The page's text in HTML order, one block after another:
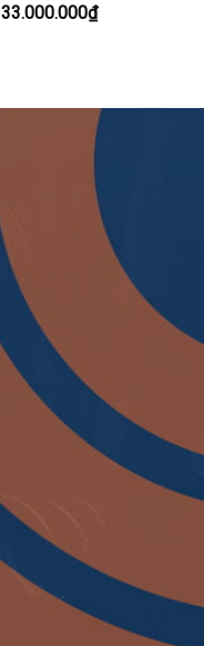
33.000.000₫